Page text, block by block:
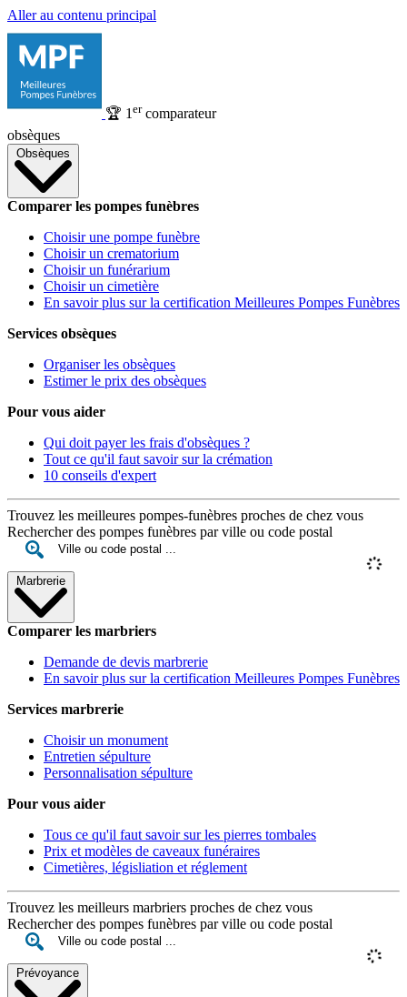
Aller au contenu principal
🏆 1 ercomparateur
obsèques
Obsèques
Comparer les pompes funèbres
Choisir une pompe funèbre
Choisir un crematorium
Choisir un funérarium
Choisir un cimetière
En savoir plus sur la certification Meilleures Pompes Funèbres
Services obsèques
Organiser les obsèques
Estimer le prix des obsèques
Pour vous aider
Qui doit payer les frais d'obsèques ?
Tout ce qu'il faut savoir sur la crémation
10 conseils d'expert
Trouvez les meilleures pompes-funèbres proches de chez vous
Rechercher des pompes funèbres par ville ou code postal
Marbrerie
Comparer les marbriers
Demande de devis marbrerie
En savoir plus sur la certification Meilleures Pompes Funèbres
Services marbrerie
Choisir un monument
Entretien sépulture
Personnalisation sépulture
Pour vous aider
Tous ce qu'il faut savoir sur les pierres tombales
Prix et modèles de caveaux funéraires
Cimetières, législiation et réglement
Trouvez les meilleurs marbriers proches de chez vous
Rechercher des pompes funèbres par ville ou code postal
Prévoyance